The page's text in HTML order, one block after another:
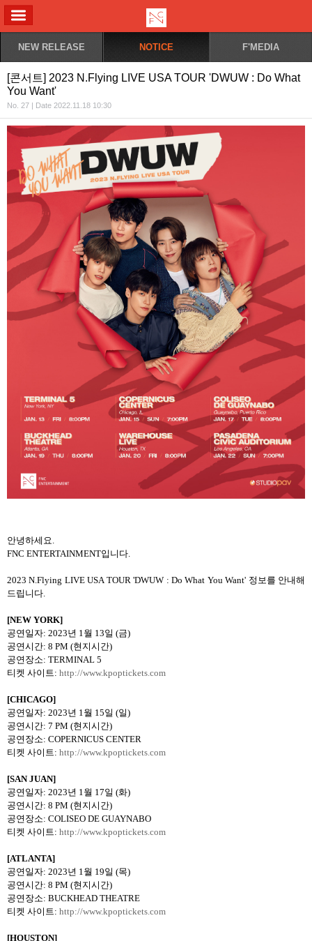
NEW RELEASE NOTICE F'MEDIA
[콘서트] 2023 N.Flying LIVE USA TOUR 'DWUW : Do What
You Want'
No. 27 | Date 2022.11.18 10:30
안녕하세요.
FNC ENTERTAINMENT입니다.
2023 N.Flying LIVE USA TOUR 'DWUW : Do What You Want' 정보를 안내해
드립니다.
[NEW YORK]
공연일자: 2023년 1월 13일 (금)
공연시간: 8 PM (현지시간)
공연장소: TERMINAL 5
티켓 사이트: http://www.kpoptickets.com
[CHICAGO]
공연일자: 2023년 1월 15일 (일)
공연시간: 7 PM (현지시간)
공연장소: COPERNICUS CENTER
티켓 사이트: http://www.kpoptickets.com
[SAN JUAN]
공연일자: 2023년 1월 17일 (화)
공연시간: 8 PM (현지시간)
공연장소: COLISEO DE GUAYNABO
티켓 사이트: http://www.kpoptickets.com
[ATLANTA]
공연일자: 2023년 1월 19일 (목)
공연시간: 8 PM (현지시간)
공연장소: BUCKHEAD THEATRE
티켓 사이트: http://www.kpoptickets.com
[HOUSTON]